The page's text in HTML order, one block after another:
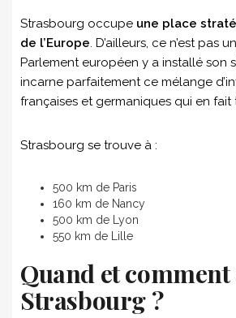
Strasbourg occupe une place
de l’Europe. D’ailleurs, ce n’est pas
Parlement européen y a installé son
incarne parfaitement ce mélange
françaises et germaniques qui en fait
Strasbourg se trouve à :
500 km de Paris
160 km de Nancy
500 km de Lyon
550 km de Lille
Quand et
Strasbourg ?